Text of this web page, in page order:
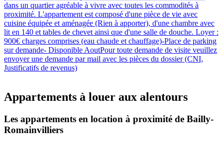
dans un quartier agréable à vivre avec toutes les commodités à
proximité. L'appartement est composé d'une pièce de vie avec
cuisine équipée et aménagée (Rien à apporter), d'une chambre avec
lit en 140 et tables de chevet ainsi que d'une salle de douche. Loyer :
900€ charges comprises (eau chaude et chauffage)-Place de parking
sur demande- Disponible AoutPour toute demande de visite veuillez
envoyer une demande par mail avec les pièces du dossier (CNI,
Justificatifs de revenus)
Appartements à louer aux alentours
Les appartements en location à proximité de Bailly-
Romainvilliers